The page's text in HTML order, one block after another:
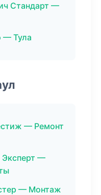
Стандарт —
— Тула
— Ремонт
—
— Монтаж